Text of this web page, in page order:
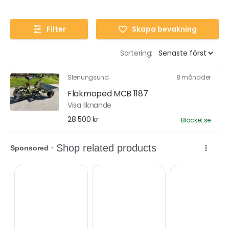
Filter Skapa bevakning
Sortering:
Stenungsund 8 månader
Flakmoped MCB 1187
Visa liknande
28 500 kr
Blocket.se